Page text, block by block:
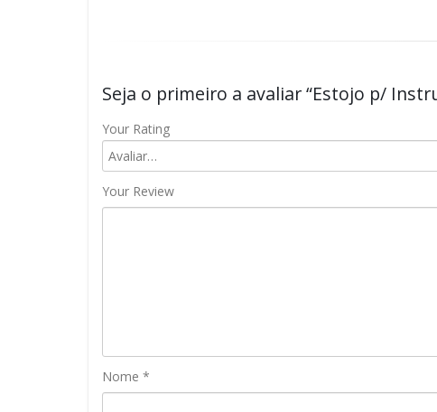
Seja o primeiro a avaliar “Estojo p/
Your Rating
Your Review
Nome *